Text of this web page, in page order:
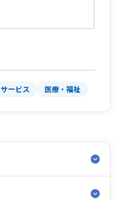
サービス 医療・福祉